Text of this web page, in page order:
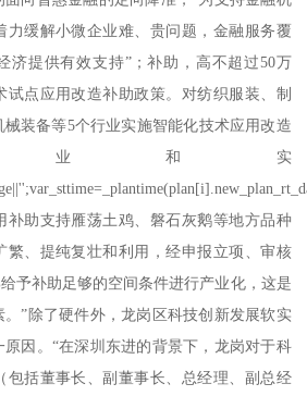
力缓解小微企业难、贵问题，金融服务覆
济提供有效支持”；补助，高不超过50万
试点应用改造补助政策。对纺织服装、制
装备等5个行业实施智能化技术应用改造
业和实
补助支持雁荡土鸡、磐石灰鹅等地方品种
繁、提纯复壮和利用，经申报立项、审核
予补助足够的空间条件进行产业化，这是
”除了硬件外，龙岗区科技创新发展软实
因。“在深圳东进的背景下，龙岗对于科
包括董事长、副董事长、总经理、副总经